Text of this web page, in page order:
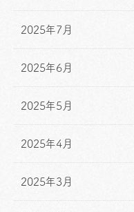
2025年7月
2025年6月
2025年5月
2025年4月
2025年3月